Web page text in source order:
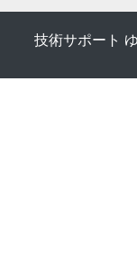
技術サポート